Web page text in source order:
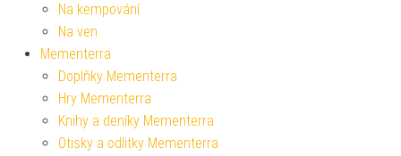
Na kempování
Na ven
Mementerra
Doplňky Mementerra
Hry Mementerra
Knihy a deníky Mementerra
Otisky a odlitky Mementerra